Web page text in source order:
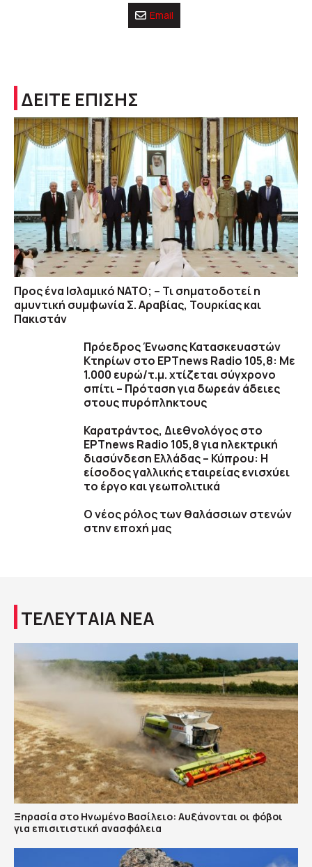
Email
ΔΕΙΤΕ ΕΠΙΣΗΣ
Προς ένα Ισλαμικό ΝΑΤΟ; – Τι σηματοδοτεί η
αμυντική συμφωνία Σ. Αραβίας, Τουρκίας και
Πακιστάν
Πρόεδρος Ένωσης Κατασκευαστών
Κτηρίων στο ΕΡΤnews Radio 105,8: Με
1.000 ευρώ/τ.μ. χτίζεται σύγχρονο
σπίτι – Πρόταση για δωρεάν άδειες
στους πυρόπληκτους
Καρατράντος, Διεθνολόγος στο
ΕΡΤnews Radio 105,8 για ηλεκτρική
διασύνδεση Ελλάδας – Κύπρου: Η
είσοδος γαλλικής εταιρείας ενισχύει
το έργο και γεωπολιτικά
O νέος ρόλος των θαλάσσιων στενών
στην εποχή μας
ΤΕΛΕΥΤΑΙΑ ΝΕΑ
Ξηρασία στο Ηνωμένο Βασίλειο: Αυξάνονται οι φόβοι
για επισιτιστική ανασφάλεια